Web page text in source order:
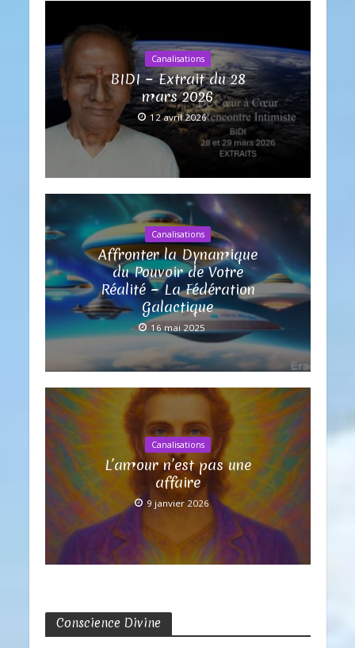
Canalisations
BIDI ~ Extrait du 28
mars 2026
12 avril 2026
Canalisations
Affronter la Dynamique
du Pouvoir de Votre
Réalité ~ La Fédération
Galactique
16 mai 2025
Canalisations
L’amour n’est pas une
affaire
9 janvier 2026
Conscience Divine